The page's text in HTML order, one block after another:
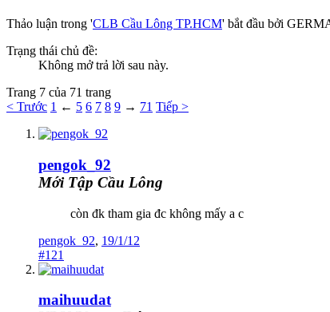
Thảo luận trong 'CLB Cầu Lông TP.HCM' bắt đầu bởi
Trạng thái chủ đề:
Không mở trả lời sau này.
Trang 7 của 71 trang
< Trước 1 ← 5 6 7 8 9 → 71 Tiếp >
pengok_92
Mới Tập Cầu Lông
còn đk tham gia đc không mấy a c
pengok_92, 19/1/12
#121
maihuudat